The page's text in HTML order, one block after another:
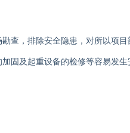
查，排除安全隐患，对所以项目
固及起重设备的检修等容易发生